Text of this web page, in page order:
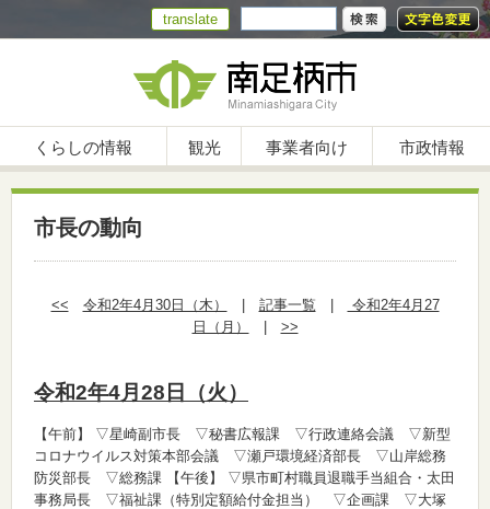
translate
くらしの情報 観光 事業者向け 市政情報
市長の動向
<< 令和2年4月30日（木） 記事一覧
令和2年4月27
日（月）
>>
令和2年4月28日（火）
【午前】
▽星崎副市長 ▽秘書広報課 ▽行政連絡会議 ▽新型
コロナウイルス対策本部会議 ▽瀬戸環境経済部長 ▽山岸総務
防災部長 ▽総務課 【午後】
▽県市町村職員退職手当組合・太田
事務局長 ▽福祉課（特別定額給付金担当） ▽企画課 ▽大塚